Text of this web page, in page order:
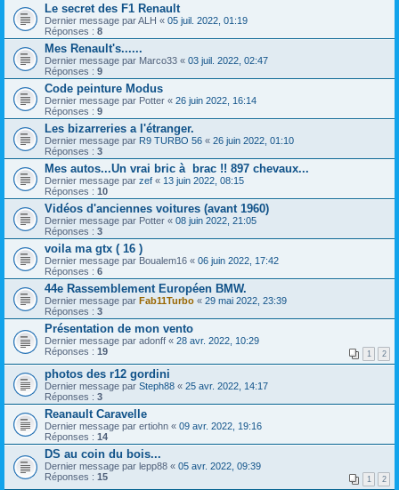
Le secret des F1 Renault
Dernier message parALH « 05 juil. 2022, 01:19
Réponses : 8
Mes Renault's......
Dernier message par Marco33 « 03 juil. 2022, 02:47
Réponses : 9
Code peinture Modus
Dernier message par Potter « 26 juin 2022, 16:14
Réponses : 9
Les bizarreries a l'étranger.
Dernier message par R9 TURBO 56 « 26 juin 2022, 01:10
Réponses : 3
Mes autos...Un vrai bric à brac !! 897 chevaux...
Dernier message par zef « 13 juin 2022, 08:15
Réponses : 10
Vidéos d'anciennes voitures (avant 1960)
Dernier message par Potter « 08 juin 2022, 21:05
Réponses : 3
voila ma gtx ( 16 )
Dernier message par Boualem16 « 06 juin 2022, 17:42
Réponses : 6
44e Rassemblement Européen BMW.
Dernier message par Fab11Turbo « 29 mai 2022, 23:39
Réponses : 3
Présentation de mon vento
Dernier message par adonff « 28 avr. 2022, 10:29
Réponses : 19 1 2
photos des r12 gordini
Dernier message par Steph88 « 25 avr. 2022, 14:17
Réponses : 3
Reanault Caravelle
Dernier message par ertiohn « 09 avr. 2022, 19:16
Réponses : 14
DS au coin du bois...
Dernier message par lepp88 « 05 avr. 2022, 09:39
Réponses : 15 1 2